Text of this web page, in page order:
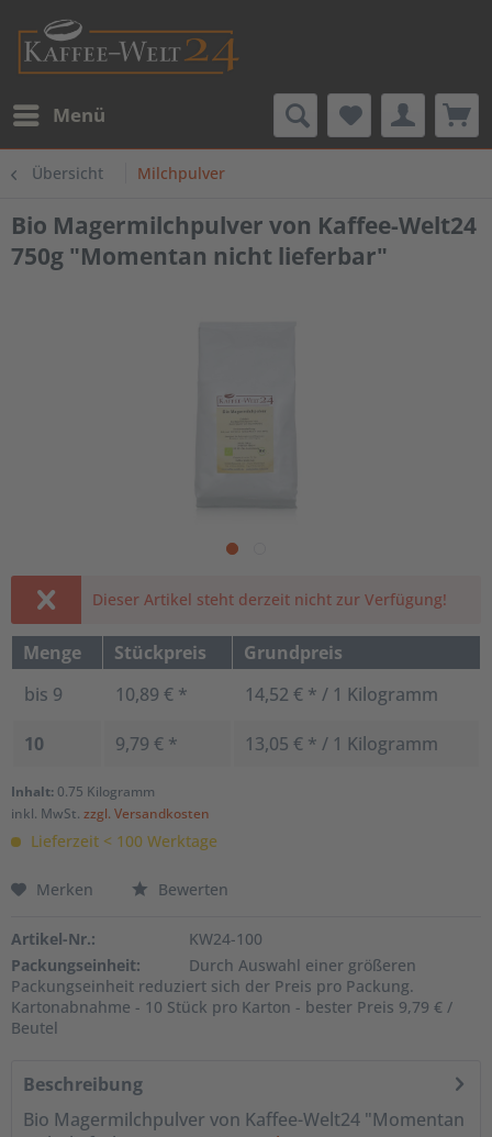
Menü
Übersicht Milchpulver
Bio Magermilchpulver von Kaffee-Welt24
750g "Momentan nicht lieferbar"
Dieser Artikel steht derzeit nicht zur Verfügung!
Menge Stückpreis
Grundpreis
bis 9 10,89 € * 14,52 € * / 1 Kilogramm
10 9,79 € * 13,05 € * / 1 Kilogramm
Inhalt: 0.75 Kilogramm
inkl. MwSt. zzgl. Versandkosten
Lieferzeit < 100 Werktage
Merken Bewerten
Artikel-Nr.:
KW24-100
Packungseinheit:
Durch Auswahl einer größeren
Packungseinheit reduziert sich der Preis pro Packung.
Kartonabnahme - 10 Stück pro Karton - bester Preis 9,79 € /
Beutel
Beschreibung
Bio Magermilchpulver von Kaffee-Welt24 "Momentan